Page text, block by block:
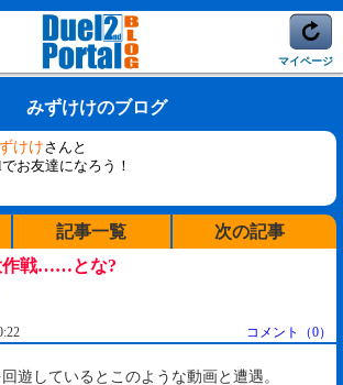
マイページ
みずけけのブログ
けけさんと
お友達になろう！
記事一覧
次の記事
作戦……とな?
コメント（0）
遊しているとこのような動画と遭遇。